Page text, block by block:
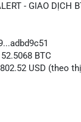
- GIAO DỊCH
BTC
USD (theo
vi của Cá voi dựa